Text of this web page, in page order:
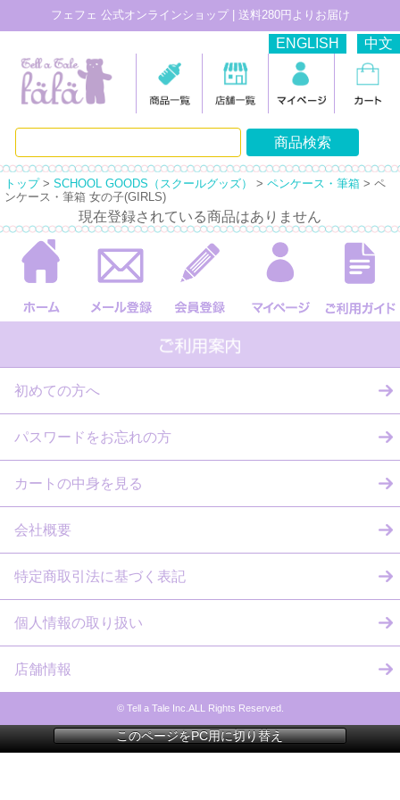
フェフェ 公式オンラインショップ | 送料280円よりお届け
ENGLISH 中文
トップ> SCHOOL GOODS（スクールグッズ） > ペンケース・筆箱 > ペ
ンケース・筆箱 女の子(GIRLS)
現在登録されている商品はありません
初めての方へ
パスワードをお忘れの方
カートの中身を見る
会社概要
特定商取引法に基づく表記
個人情報の取り扱い
店舗情報
© Tell a Tale Inc.ALL Rights Reserved.
このページをPC用に切り替え